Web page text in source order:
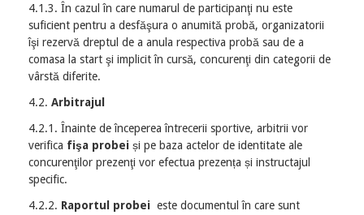
4.1.3. În cazul în care numarul de participanţi nu este
suficient pentru a desfăşura o anumită probă, organizatorii
îşi rezervă dreptul de a anula respectiva probă sau de a
comasa la start şi implicit în cursă, concurenţi din categorii de
vârstă diferite.
4.2. Arbitrajul
4.2.1. Înainte de începerea întrecerii sportive, arbitrii vor
verifica fişa probei și pe baza actelor de identitate ale
concurenţilor prezenţi vor efectua prezența și instructajul
specific.
4.2.2. Raportul probei este documentul în care sunt